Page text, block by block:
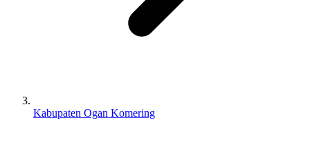
Kabupaten Ogan Komering